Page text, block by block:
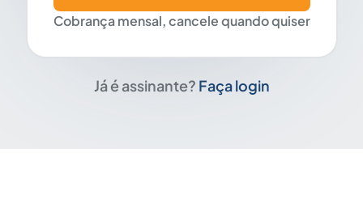
Cobrança mensal, cancele quando quiser
Já é assinante? Faça login